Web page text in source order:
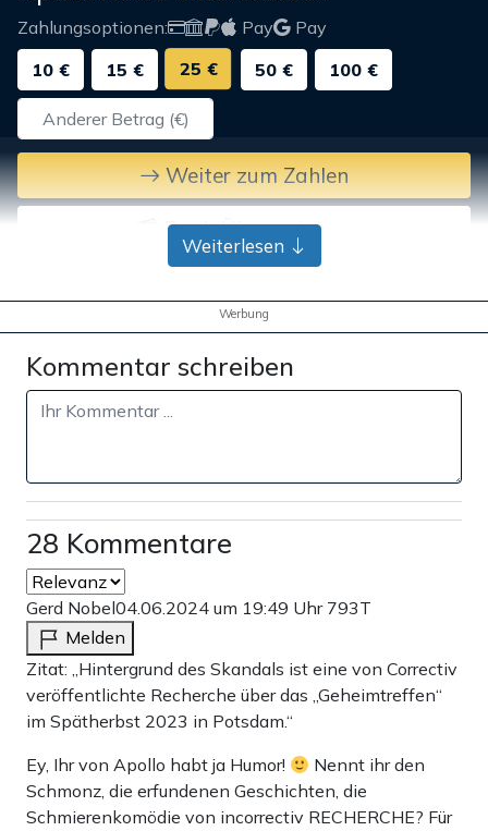
Zahlungsoptionen: Pay
Pay
10 €
15 € 25 € 50 € 100 €
Weiter zum Zahlen
Bank-Überweisung
Weiterlesen
Werbung
Kommentar schreiben
28 Kommentare
Gerd Nobel04.06.2024 um 19:49 Uhr 793T
Melden
Zitat: „Hintergrund des Skandals ist eine von Correctiv
veröffentlichte Recherche über das „Geheimtreffen“
im Spätherbst 2023 in Potsdam.“
Ey, Ihr von Apollo habt ja Humor!
Nennt ihr den
Schmonz, die erfundenen Geschichten, die
Schmierenkomödie von incorrectiv RECHERCHE? Für